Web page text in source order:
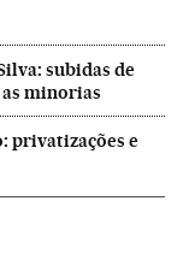
subidas de
minorias
privatizações e